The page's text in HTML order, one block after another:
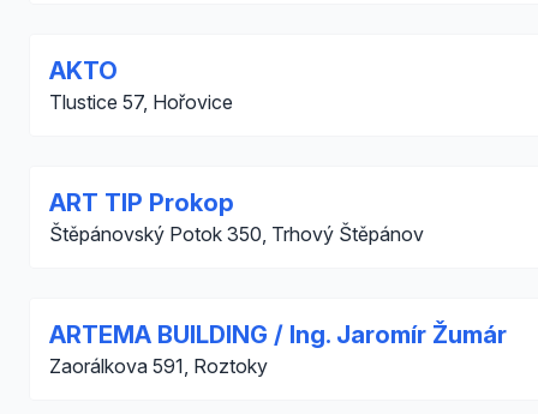
AKTO
Tlustice 57, Hořovice
ART TIP Prokop
Štěpánovský Potok 350, Trhový Štěpánov
ARTEMA BUILDING / Ing. Jaromír Žumár
Zaorálkova 591, Roztoky